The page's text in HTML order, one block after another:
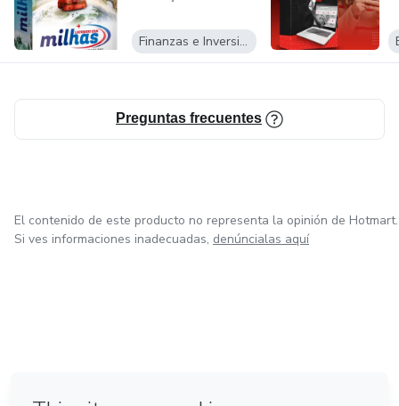
Finanzas e Inversiones
Preguntas frecuentes
El contenido de este producto no representa la opinión de Hotmart.
Si ves informaciones inadecuadas, denúncialas aquí